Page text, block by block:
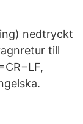
nedtryckt
till